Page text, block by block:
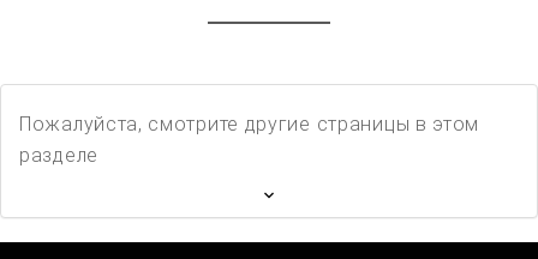
Пожалуйста, смотрите другие страницы в этом
разделе